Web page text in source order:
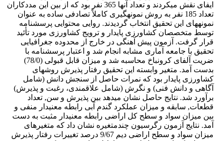
ایفای نقش می‎کردند و تعداد آنها 365 نفر بود که از بین این مددکاران
تعداد 185 نفر به روش نمونه‎گیری کاملاً تصادفی ساده به عنوان
نمونه‎های این تحقیق انتخاب گردیدند. روایی محتوایی پرسشنامه
توسط متخصصان کشاورزی پایدار و ترویج کشاورزی مورد تأئید
قرار گرفت. آزمون پیش آهنگی در خارج از محدوده جغرافیایی
تحقیق با جامعه آماری مشابه انجام شد و اعتبار پرسشنامه با
ضریت آلفای کرونباخ محاسبه شد و میزان قابل قبولی (78/0)
بدست آمد. متغیر وابسته این تحقیق رفتار پذیرش روش‎های
کشاورزی پایدار بود که نمرات حاصل از سنجش دانش (شامل
آگاهی و دانش فنی) و نگرش (شامل علاقمندی، رغبت و پذیرش)
برآورد شد. نتایج حاصل نشان می‎دهد بین پذیرش و سن, تعداد
قطعات, سابقه و میزان عملکرد گندم آبی رابطه معنی‎دار منفی و
بین میزان سواد و سطح کل اراضی رابطه معنی‎دار مثبت به دست
آمد. نتایج آزمون رگرسیون چندمتغیره نشان داد که متغیرهای
میزان سواد و سطح اراضی دیم 9/67 درصد تغییرات رفتار پذیرش